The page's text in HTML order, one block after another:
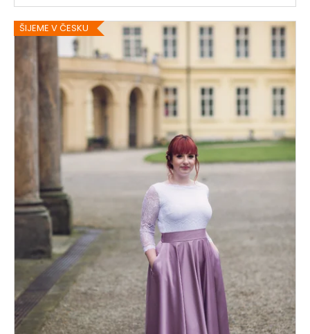
ŠIJEME V ČESKU